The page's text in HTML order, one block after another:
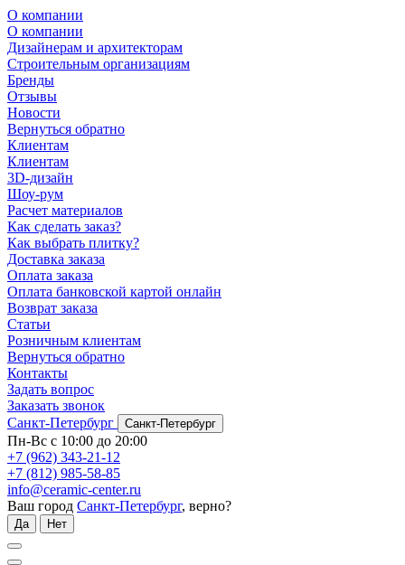
О компании
О компании
Дизайнерам и архитекторам
Строительным организациям
Бренды
Отзывы
Новости
Вернуться обратно
Клиентам
Клиентам
3D-дизайн
Шоу-рум
Расчет материалов
Как сделать заказ?
Как выбрать плитку?
Доставка заказа
Оплата заказа
Оплата банковской картой онлайн
Возврат заказа
Статьи
Розничным клиентам
Вернуться обратно
Контакты
Задать вопрос
Заказать звонок
Санкт-Петербург
Санкт-Петербург
Пн-Вс с 10:00 до 20:00
+7 (962) 343-21-12
+7 (812) 985-58-85
info@ceramic-center.ru
Ваш город Санкт-Петербург, верно?
Да Нет